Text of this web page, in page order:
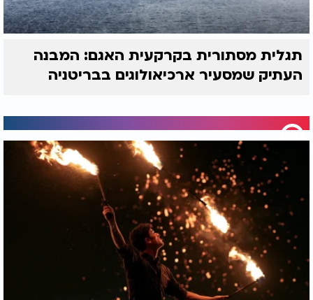
תגלית מסתורית בקרקעית האגם: המבנה
העתיק שמסעיר ארכיאולוגים בבריטניה